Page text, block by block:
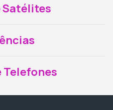
Satélites
Telefones